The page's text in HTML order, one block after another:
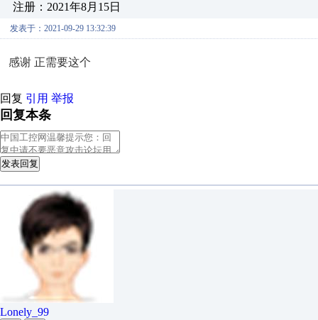
注册：2021年8月15日
发表于：2021-09-29 13:32:39
感谢 正需要这个
回复 引用 举报
回复本条
发表回复
Lonely_99